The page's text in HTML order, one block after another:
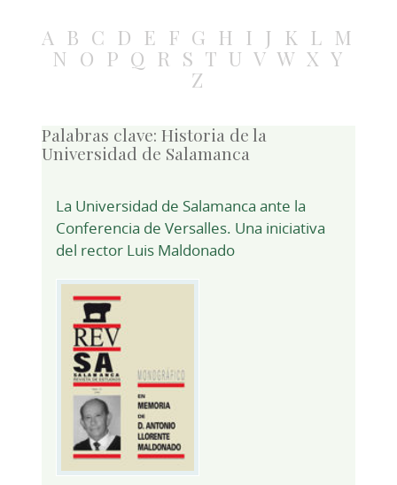
A B C D E F G H I J K L M
N O P Q R S T U V W X Y
Z
Palabras clave: Historia de la
Universidad de Salamanca
La Universidad de Salamanca ante la
Conferencia de Versalles. Una iniciativa
del rector Luis Maldonado